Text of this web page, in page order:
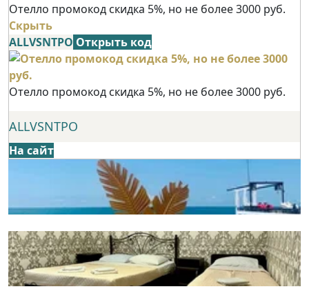
Отелло промокод скидка 5%, но не более 3000 руб.
Скрыть
ALLVSNTPO Открыть код
Отелло промокод скидка 5%, но не более 3000 руб.
ALLVSNTPO
На сайт